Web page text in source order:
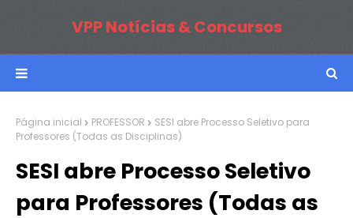
VPP Notícias & Concursos
Página inicial PROFESSOR
SESI abre Processo Seletivo para
Professores (Todas as Disciplinas)
SESI abre Processo Seletivo
para Professores (Todas as